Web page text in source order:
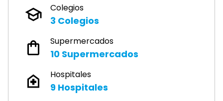
Colegios
3 Colegios
Supermercados
10 Supermercados
Hospitales
9 Hospitales